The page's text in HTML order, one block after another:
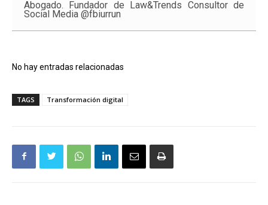
Abogado. Fundador de Law&Trends Consultor de
Social Media @fbiurrun
No hay entradas relacionadas
TAGS Transformación digital